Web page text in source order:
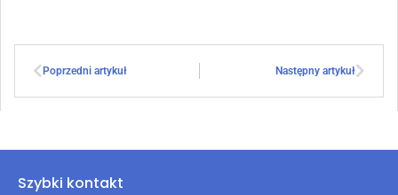
Poprzedni artykuł Następny artykuł
Szybki kontakt